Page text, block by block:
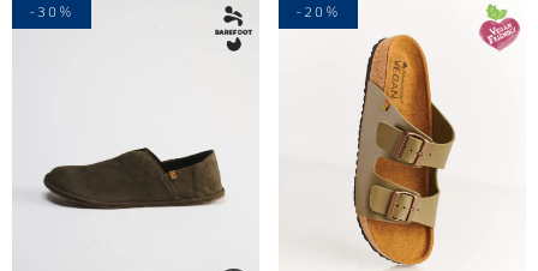
-20%
-30%